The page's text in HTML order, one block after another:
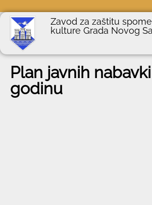
Zavod za zaštitu
kulture Grada Novog
Plan javnih
godinu